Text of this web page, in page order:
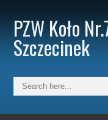
PZW Koło
Szczecinek